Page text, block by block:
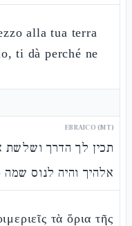
alla tua terra
ti dà perché ne
EBRAICO (MT)
תכין לך הדרך ושלשת
אלהיך והיה לנוס
τὰ ὅρια τῆς